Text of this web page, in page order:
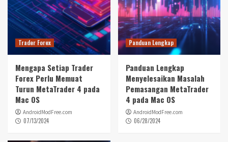
Trader Forex
Mengapa Setiap Trader
Forex Perlu Memuat
Turun MetaTrader 4 pada
Mac OS
AndroidModFree.com
07/13/2024
Panduan Lengkap
Panduan Lengkap
Menyelesaikan Masalah
Pemasangan MetaTrader
4 pada Mac OS
AndroidModFree.com
06/28/2024